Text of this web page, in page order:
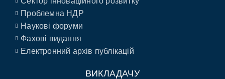
Проблемна НДР
Наукові форуми
Фахові видання
Електронний архів публікацій
ВИКЛАДАЧУ